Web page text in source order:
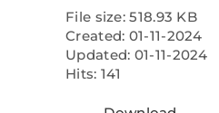
File size: 518.93 KB
Created: 01-11-2024
Updated: 01-11-2024
Hits: 141